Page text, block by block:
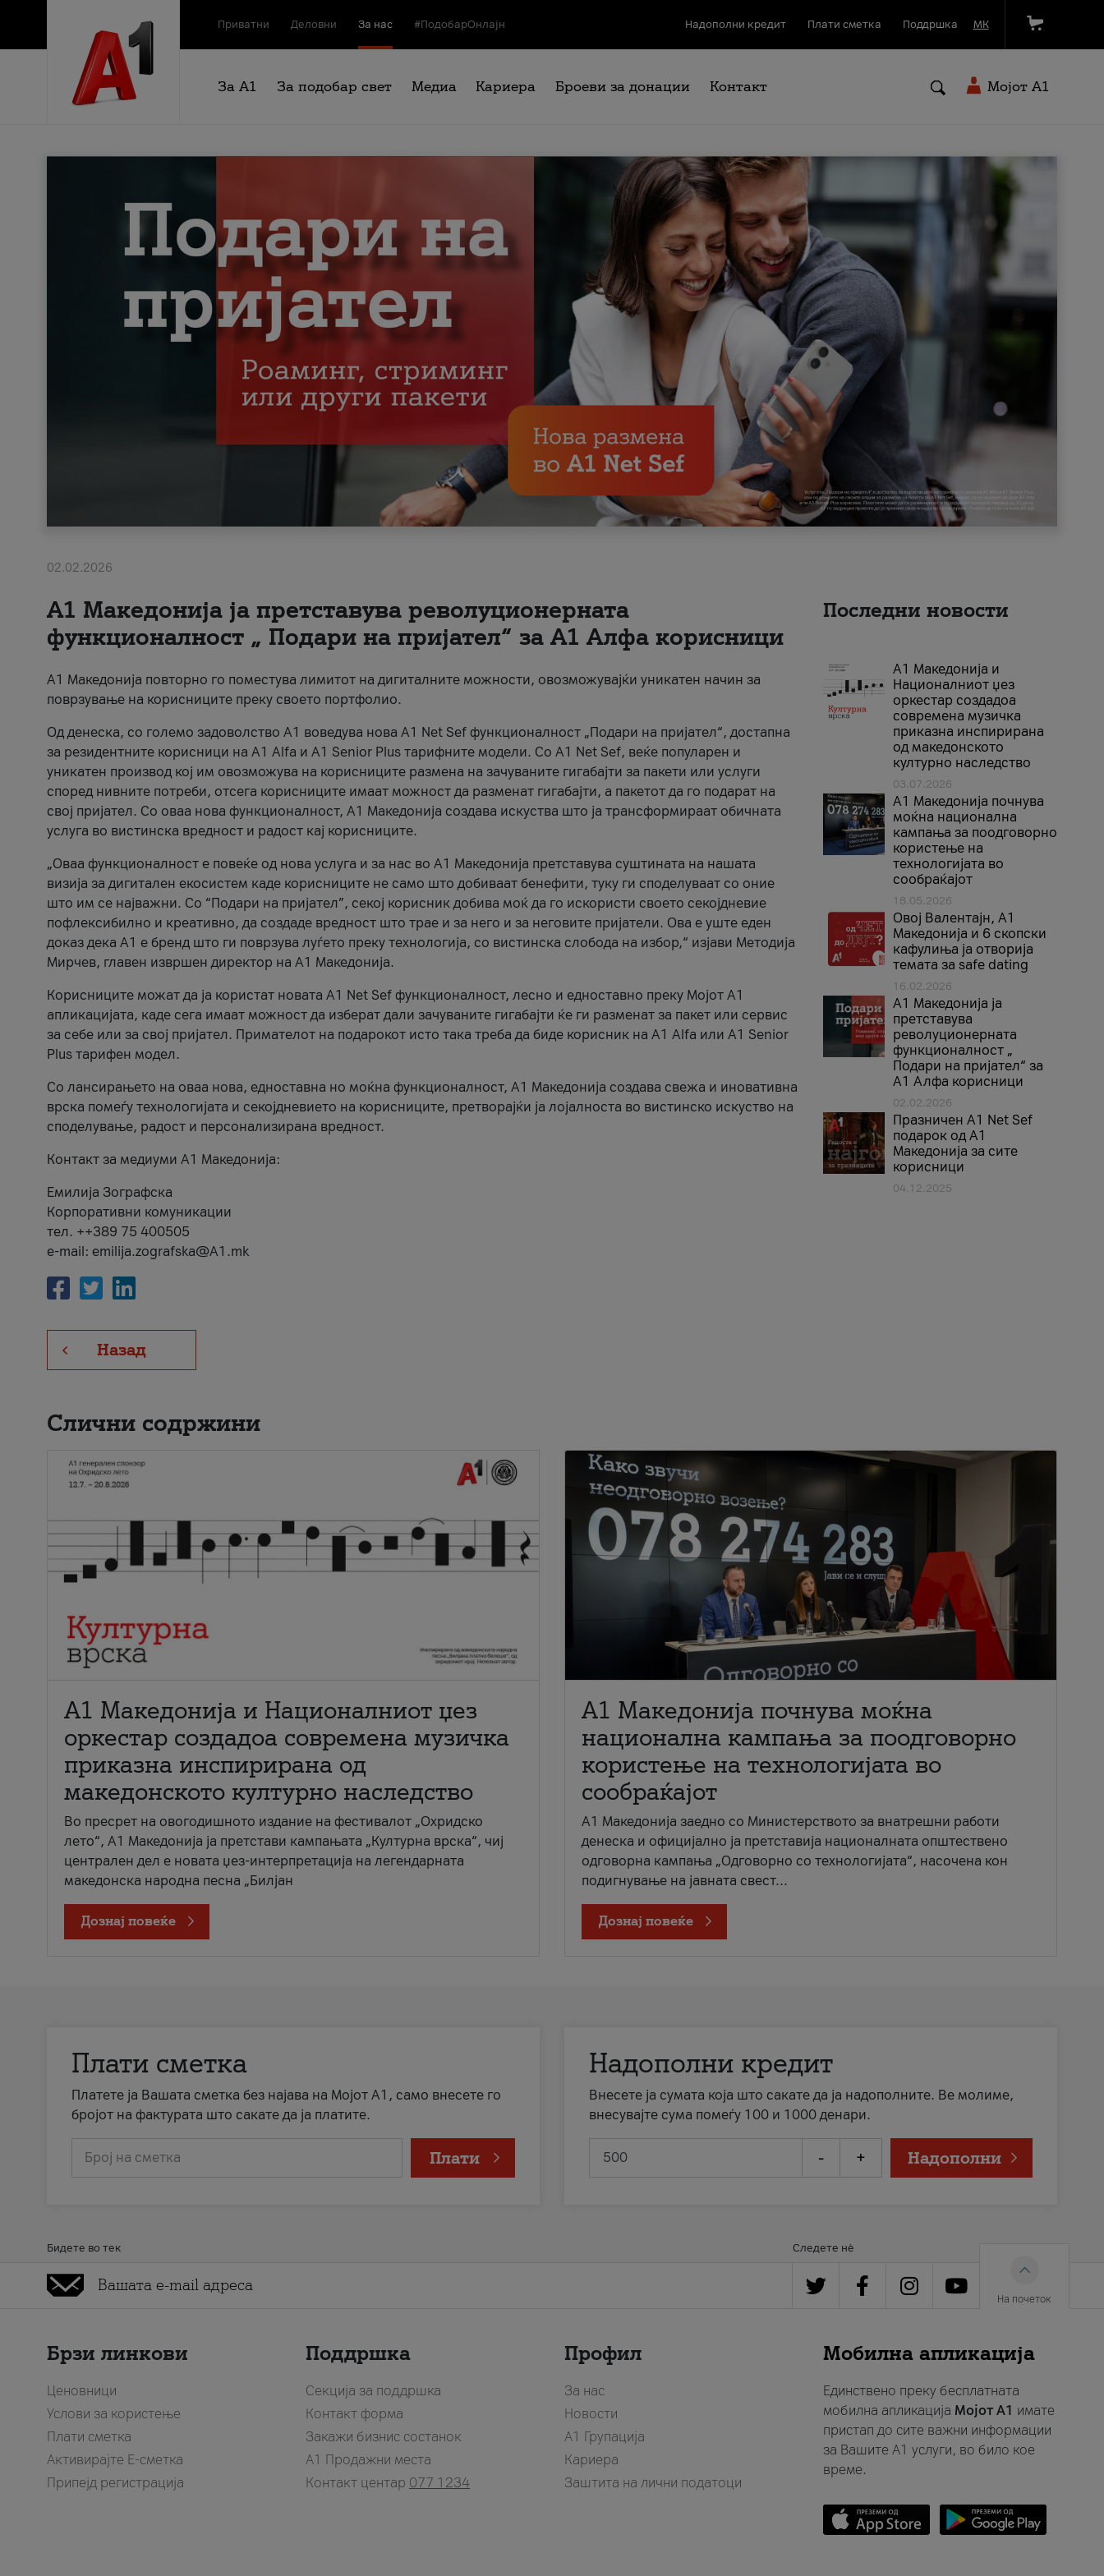
Приватни Деловни За нас #ПодобарОнлајн Надополни кредит Плати сметка Поддршка МК
За А1 За подобар свет Медиа Кариера Броеви за донации Контакт Мојот A1
02.02.2026
А1 Македонија ја претставува револуционерната
функционалност „ Подари на пријател“ за А1 Алфа корисници
А1 Македонија повторно го поместува лимитот на дигиталните можности, овозможувајќи уникатен начин за
поврзување на корисниците преку своето портфолио.
Од денеска, со големо задоволство А1 воведува нова A1 Net Sef функционалност „Подари на пријател“, достапна
за резидентните корисници на А1 Alfa и A1 Senior Plus тарифните модели. Со A1 Net Sef, веќе популарен и
уникатен производ кој им овозможува на корисниците размена на зачуваните гигабајти за пакети или услуги
според нивните потреби, отсега корисниците имаат можност да разменат гигабајти, а пакетот да го подарат на
свој пријател. Со оваа нова функционалност, А1 Македонија создава искуства што ја трансформираат обичната
услуга во вистинска вредност и радост кај корисниците.
„Оваа функционалност е повеќе од нова услуга и за нас во А1 Македонија претставува суштината на нашата
визија за дигитален екосистем каде корисниците не само што добиваат бенефити, туку ги споделуваат со оние
што им се најважни. Со “Подари на пријател”, секој корисник добива моќ да го искористи своето секојдневие
пофлексибилно и креативно, да создаде вредност што трае и за него и за неговите пријатели. Ова е уште еден
доказ дека А1 е бренд што ги поврзува луѓето преку технологија, со вистинска слобода на избор,“ изјави Методија
Мирчев, главен извршен директор на А1 Македонија.
Корисниците можат да ја користат новата А1 Net Sef функционалност, лесно и едноставно преку Мојот А1
апликацијата, каде сега имаат можност да изберат дали зачуваните гигабајти ќе ги разменат за пакет или сервис
за себе или за свој пријател. Примателот на подарокот исто така треба да биде корисник на А1 Alfa или A1 Senior
Plus тарифен модел.
Со лансирањето на оваа нова, едноставна но моќна функционалност, А1 Македонија создава свежа и иновативна
врска помеѓу технологијата и секојдневието на корисниците, претворајќи ја лојалноста во вистинско искуство на
споделување, радост и персонализирана вредност.
Контакт за медиуми А1 Македонија:
Емилија Зографска
Корпоративни комуникации
тел. ++389 75 400505
e-mail: emilija.zografska@A1.mk
Назад
Последни новости
А1 Македонија и
Националниот џез
оркестар создадоа
современа музичка
приказна инспирирана
од македонското
културно наследство
03.07.2026
A1 Македонија почнува
моќна национална
кампања за поодговорно
користење на
технологијата во
сообраќајот
18.05.2026
Овој Валентајн, A1
Македонија и 6 скопски
кафулиња ја отворија
темата за safe dating
16.02.2026
А1 Македонија ја
претставува
револуционерната
функционалност „
Подари на пријател“ за
А1 Алфа корисници
02.02.2026
Празничен A1 Net Sеf
подарок од А1
Македонија за сите
корисници
04.12.2025
Слични содржини
А1 Македонија и Националниот џез
оркестар создадоа современа музичка
приказна инспирирана од
македонското културно наследство
Во пресрет на овогодишното издание на фестивалот „Охридско
лето“, А1 Македонија ја претстави кампањата „Културна врска“, чиј
централен дел е новата џез-интерпретација на легендарната
македонска народна песна „Билјан
Дознај повеќе
A1 Македонија почнува моќна
национална кампања за поодговорно
користење на технологијата во
сообраќајот
A1 Македонија заедно со Министерството за внатрешни работи
денеска и официјално ја претставија националната општествено
одговорна кампања „Одговорно со технологијата“, насочена кон
подигнување на јавната свест...
Дознај повеќе
Плати сметка
Платете ја Вашата сметка без најава на Мојот А1, само внесете го
бројот на фактурата што сакате да ја платите.
Број на сметка Плати
Надополни кредит
Внесете ја сумата која што сакате да ја надополните. Ве молиме,
внесувајте сума помеѓу 100 и 1000 денари.
- + Надополни
Бидете во тек Следете нè
На почеток
Брзи линкови
Ценовници
Услови за користење
Плати сметка
Активирајте Е-сметка
Припејд регистрација
Поддршка
Секција за поддршка
Контакт форма
Закажи бизнис состанок
A1 Продажни места
Контакт центар 077 1234
Профил
За нас
Новости
А1 Групација
Кариера
Заштита на лични податоци
Мобилна апликација
Единствено преку бесплатната
мобилна апликација Мојот A1 имате
пристап до сите важни информации
за Вашите A1 услуги, во било кое
време.